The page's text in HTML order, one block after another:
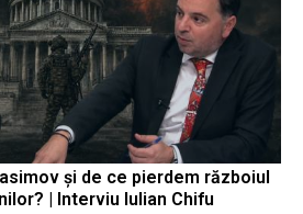
și de ce pierdem războiul
| Interviu Iulian Chifu